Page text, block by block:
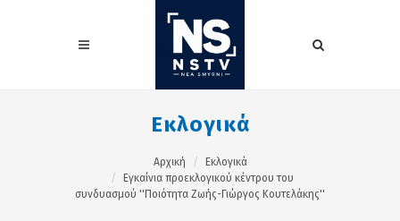
Εκλογικά
Αρχική
Εκλογικά
Εγκαίνια προεκλογικού κέντρου του
συνδυασμού ''Ποιότητα Ζωής-Γιώργος Κουτελάκης''